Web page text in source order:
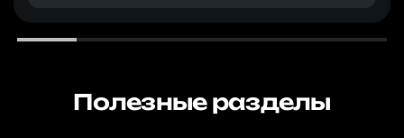
Полезные разделы